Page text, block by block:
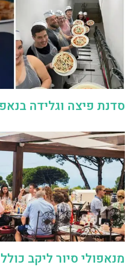
סדנת פיצה וגלידה
מנאפולי סיור ליקב